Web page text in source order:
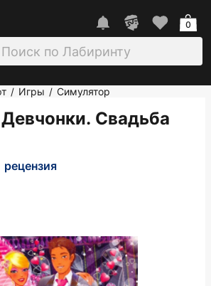
0
/ Игры / Симулятор
Свадьба
рецензия